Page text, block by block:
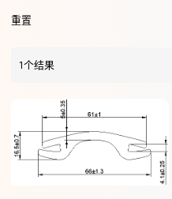
重置
1个结果